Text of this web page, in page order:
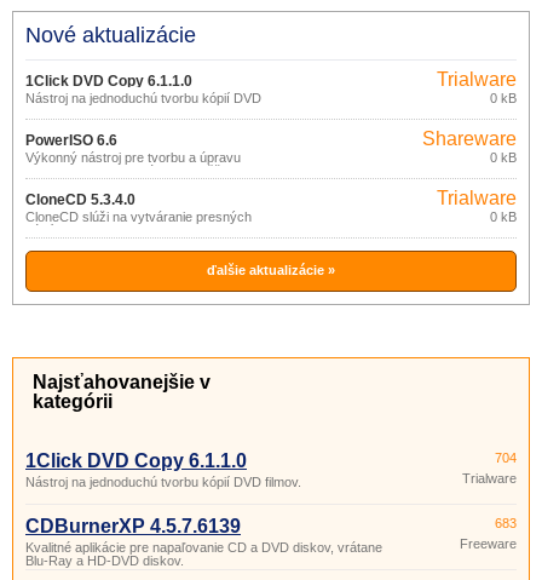
Nové aktualizácie
1Click DVD Copy 6.1.1.0
Nástroj na jednoduchú tvorbu kópií DVD
Trialware
0 kB
PowerISO 6.6
Výkonný nástroj pre tvorbu a úpravu
CD/DVD/BD image súborov väčšiny
formátov (ISO, BIN, NRG, CDI, DAA,
…).
Shareware
0 kB
CloneCD 5.3.4.0
CloneCD slúži na vytváranie presných
kópií CD aj DVD diskov.
Trialware
0 kB
ďalšie aktualizácie »
Najsťahovanejšie v
kategórii
1Click DVD Copy 6.1.1.0
Nástroj na jednoduchú tvorbu kópií DVD filmov.
704
Trialware
CDBurnerXP 4.5.7.6139
Kvalitné aplikácie pre napaľovanie CD a DVD diskov, vrátane
Blu-Ray a HD-DVD diskov.
683
Freeware